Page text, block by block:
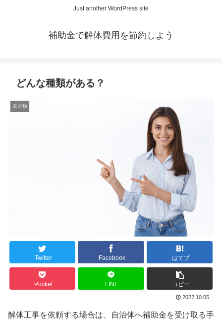
Just another WordPress site
補助金で解体費用を節約しよう
どんな種類がある？
未分類
Twitter Facebook はてブ
Pocket LINE コピー
2022.10.05
解体工事を依頼する場合は、自治体へ補助金を受け取る手